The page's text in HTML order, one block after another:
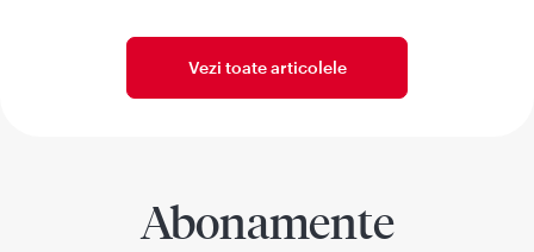
Vezi toate articolele
Abonamente